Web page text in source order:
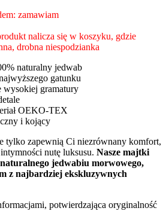
zamawiam
nalicza się w koszyku, gdzie
drobna niespodzianka
naturalny jedwab
gatunku
wysokiej gramatury
OEKO-TEX
i kojący
tylko zapewnią Ci niezrównany komfort,
nutę luksusu. Nasze majtki
jedwabiu morwowego,
z najbardziej ekskluzywnych
potwierdzająca oryginalność